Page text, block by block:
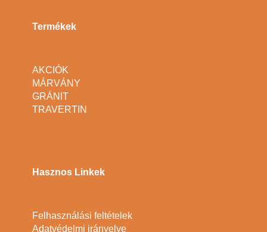
Termékek
AKCIÓK
MÁRVÁNY
GRÁNIT
TRAVERTIN
Hasznos Linkek
Felhasználási feltételek
Adatvédelmi irányelve